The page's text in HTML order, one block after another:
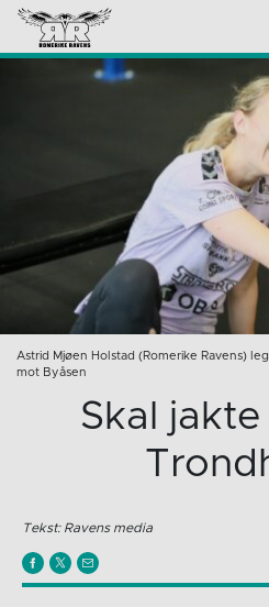
Astrid Mjøen Holstad (Romerike Ravens)
mot Byåsen
Skal
Tekst: Ravens media